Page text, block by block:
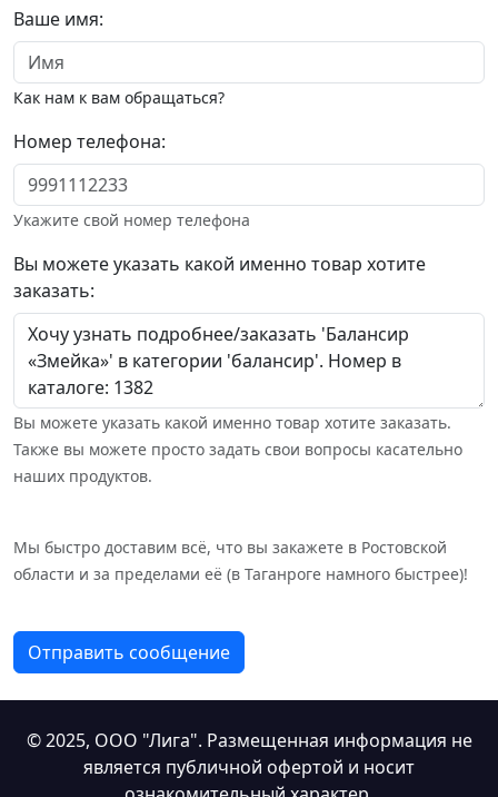
Ваше имя:
Как нам к вам обращаться?
Номер телефона:
Укажите свой номер телефона
Вы можете указать какой именно товар хотите
заказать:
Вы можете указать какой именно товар хотите заказать.
Также вы можете просто задать свои вопросы касательно
наших продуктов.
Мы быстро доставим всё, что вы закажете в Ростовской
области и за пределами её (в Таганроге намного быстрее)!
Отправить сообщение
© 2025, ООО "Лига". Размещенная информация не
является публичной офертой и носит